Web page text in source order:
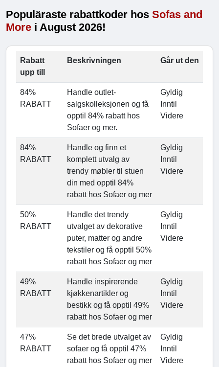
Populäraste rabattkoder hos Sofas and
More i August 2026!
Rabatt
upp till
Beskrivningen Går ut den
84%
RABATT
Handle outlet-
salgskolleksjonen og få
opptil 84% rabatt hos
Sofaer og mer.
Gyldig
Inntil
Videre
84%
RABATT
Handle og finn et
komplett utvalg av
trendy møbler til stuen
din med opptil 84%
rabatt hos Sofaer og mer
Gyldig
Inntil
Videre
50%
RABATT
Handle det trendy
utvalget av dekorative
puter, matter og andre
tekstiler og få opptil 50%
rabatt hos Sofaer og mer
Gyldig
Inntil
Videre
49%
RABATT
Handle inspirerende
kjøkkenartikler og
bestikk og få opptil 49%
rabatt hos Sofaer og mer
Gyldig
Inntil
Videre
47%
RABATT
Se det brede utvalget av
sofaer og få opptil 47%
rabatt hos Sofaer og mer
Gyldig
Inntil
Videre